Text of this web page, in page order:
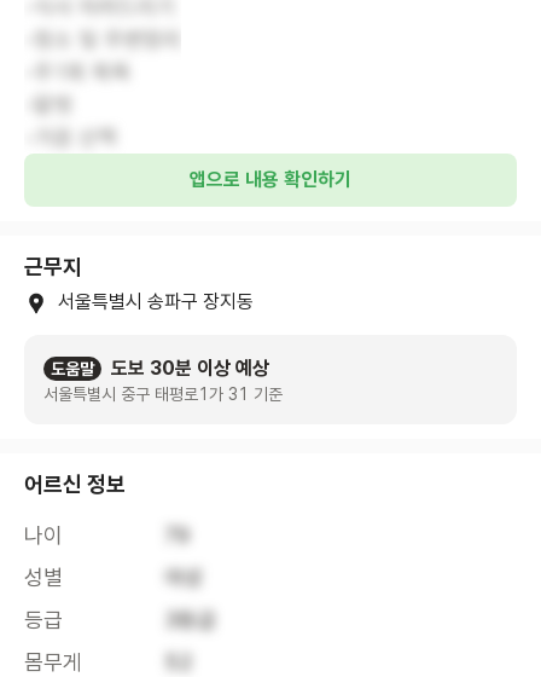
앱으로 내용 확인하기
근무지
서울특별시 송파구 장지동
도움말 도보 30분 이상 예상
서울특별시 중구 태평로1가 31 기준
어르신 정보
나이
성별
여성
등급
3등급
몸무게